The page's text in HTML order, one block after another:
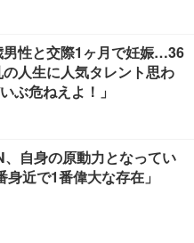
男性と交際1ヶ月で妊娠…36
人生に人気タレント思わ
ぶ危ねえよ！」
自身の原動力となってい
近で1番偉大な存在」